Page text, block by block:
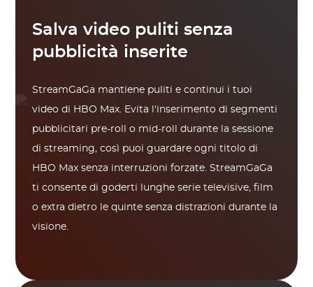
Salva video puliti senza
pubblicità inserite
StreamGaGa mantiene puliti e continui i tuoi
video di HBO Max. Evita l'inserimento di segmenti
pubblicitari pre-roll o mid-roll durante la sessione
di streaming, così puoi guardare ogni titolo di
HBO Max senza interruzioni forzate. StreamGaGa
ti consente di goderti lunghe serie televisive, film
o extra dietro le quinte senza distrazioni durante la
visione.